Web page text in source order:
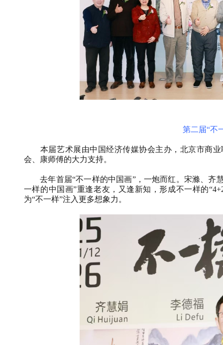
第二届“不
本届艺术展由中国经济传媒协会主办，北京市商
会、康师傅的大力支持。
去年首届“不一样的中国画”，一炮而红。宋滌、齐
一样的中国画”重逢老友，又逢新知，形成不一样的“
为“不一样”注入更多想象力。